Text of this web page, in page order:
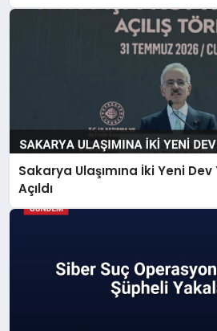
Sakarya Ulaşımına İki Yeni
Açıldı